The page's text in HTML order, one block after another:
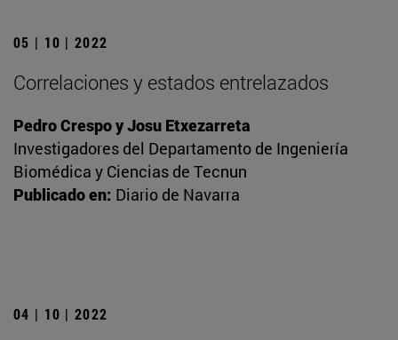
05 | 10 | 2022
Correlaciones y estados entrelazados
Pedro Crespo y Josu Etxezarreta
Investigadores del Departamento de Ingeniería
Biomédica y Ciencias de Tecnun
Publicado en: Diario de Navarra
04 | 10 | 2022